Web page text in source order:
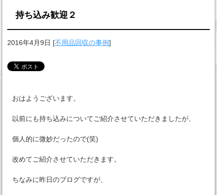
持ち込み歓迎２
2016年4月9日 [不用品回収の事例]
おはようございます。
以前にも持ち込みについてご紹介させていただきましたが、
個人的に微妙だったので(笑)
改めてご紹介させていただきます。
ちなみに昨日のブログですが、